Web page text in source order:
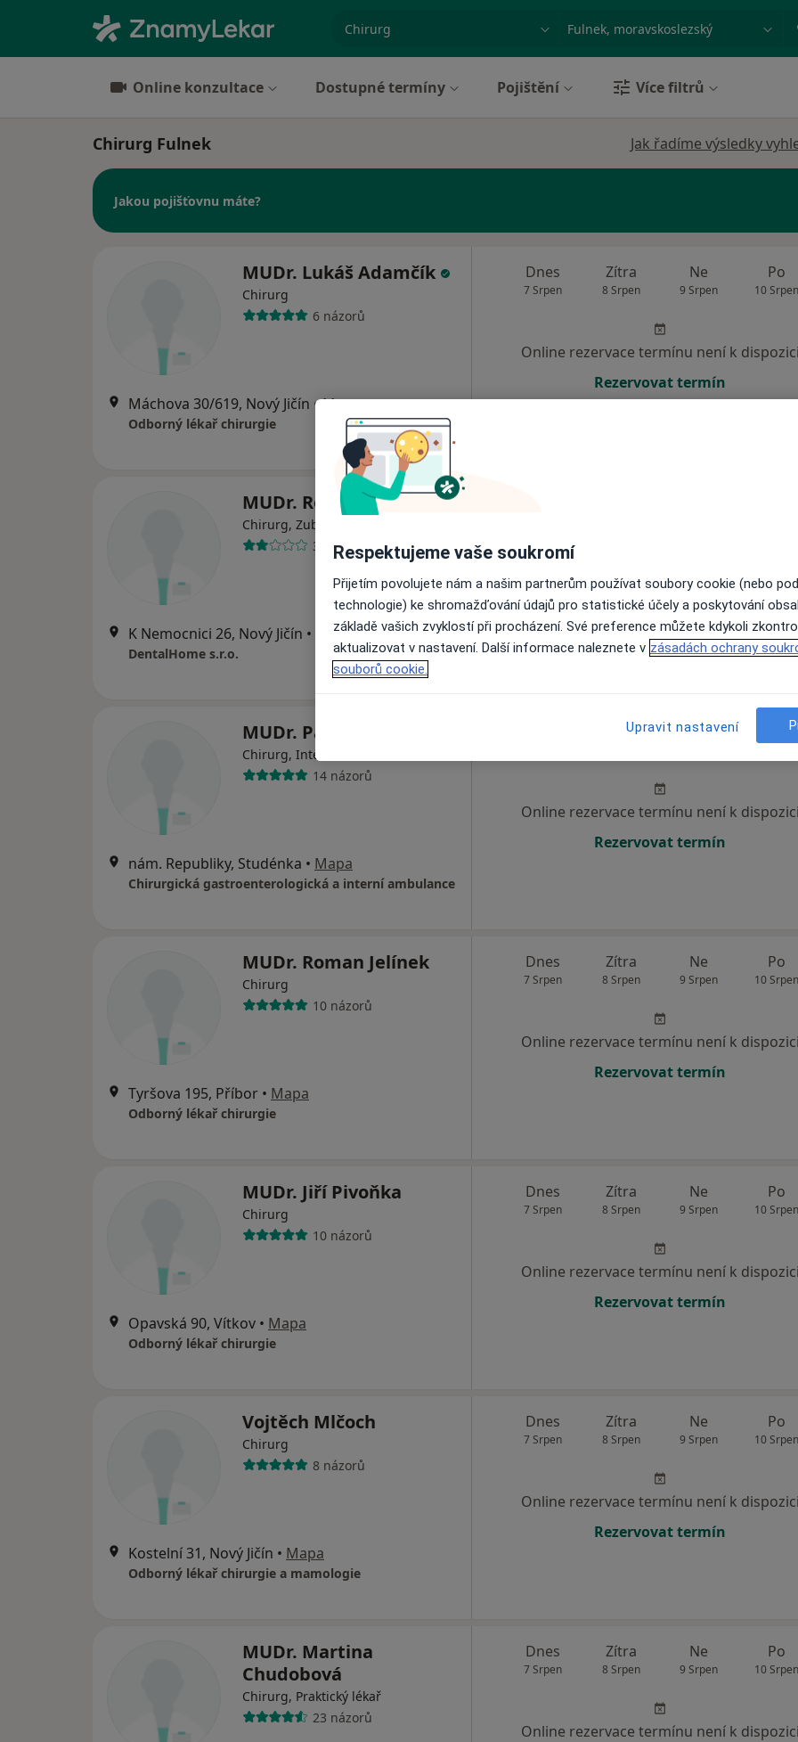
Online konzultace Dostupné termíny Pojištění Více filtrů
Chirurg Fulnek Jak řadíme výsledky
Jakou pojišťovnu máte?
MUDr. Lukáš Adamčík
Chirurg
6 názorů
Máchova 30/619, Nový Jičín •Mapa
Odborný lékař chirurgie
Dnes
7 Srpen
Zítra
8 Srpen
Ne
9 Srpen
Po
10 Srpen
Online rezervace termínu není k dispozici
Rezervovat termín
MUDr. Robin Fingerhútt
Chirurg, Zubař
3 názory
K Nemocnici 26, Nový Jičín • Mapa
DentalHome s.r.o.
Online rezervace termínu není k
Rezervovat termín
MUDr. Pavel Hanzelka
Chirurg, Internista
14 názorů
nám. Republiky, Studénka • Mapa
Chirurgická gastroenterologická a interní ambulance
Zítra Ne
Online rezervace termínu není k dispozici
Rezervovat termín
MUDr. Roman Jelínek
Chirurg
10 názorů
Tyršova 195, Příbor • Mapa
Odborný lékař chirurgie
Dnes
7 Srpen
Zítra
8 Srpen
Ne
9 Srpen
Po
10 Srpen
Online rezervace termínu není k dispozici
Rezervovat termín
MUDr. Jiří Pivoňka
Chirurg
10 názorů
Opavská 90, Vítkov • Mapa
Odborný lékař chirurgie
Dnes
7 Srpen
Zítra
8 Srpen
Ne
9 Srpen
Po
10 Srpen
Online rezervace termínu není k dispozici
Rezervovat termín
Vojtěch Mlčoch
Chirurg
8 názorů
Kostelní 31, Nový Jičín • Mapa
Odborný lékař chirurgie a mamologie
Dnes
7 Srpen
Zítra
8 Srpen
Ne
9 Srpen
Po
10 Srpen
Online rezervace termínu není k dispozici
Rezervovat termín
MUDr. Martina
Chudobová
Chirurg, Praktický lékař
23 názorů
Dnes
7 Srpen
Zítra
8 Srpen
Ne
9 Srpen
Po
10 Srpen
Online rezervace termínu není k dispozici
Respektujeme vaše soukromí
Přijetím povolujete nám a našim partnerům používat soubory cookie (nebo
technologie) ke shromažďování údajů pro statistické účely a poskytování
základě vašich zvyklostí při procházení. Své preference můžete kdykoli
aktualizovat v nastavení. Další informace naleznete v zásadách ochrany
souborů cookie.
Upravit nastavení